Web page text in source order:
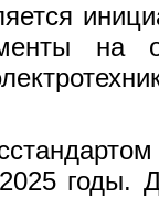
на
годы.